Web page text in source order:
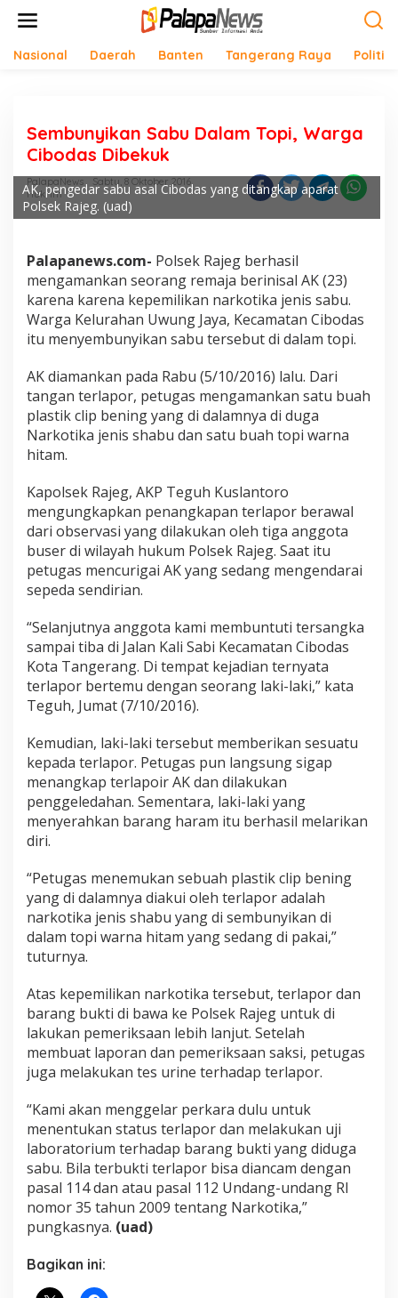
Nasional Daerah Banten Tangerang Raya Politik
Sembunyikan Sabu Dalam Topi, Warga
Cibodas Dibekuk
PalapaNews
Sabtu, 8 Oktober 2016
Hukrim
AK, pengedar sabu asal Cibodas yang ditangkap aparat
Polsek Rajeg. (uad)
Palapanews.com- Polsek Rajeg berhasil
mengamankan seorang remaja berinisal AK (23)
karena karena kepemilikan narkotika jenis sabu.
Warga Kelurahan Uwung Jaya, Kecamatan Cibodas
itu menyembunyikan sabu tersebut di dalam topi.
AK diamankan pada Rabu (5/10/2016) lalu. Dari
tangan terlapor, petugas mengamankan satu buah
plastik clip bening yang di dalamnya di duga
Narkotika jenis shabu dan satu buah topi warna
hitam.
Kapolsek Rajeg, AKP Teguh Kuslantoro
mengungkapkan penangkapan terlapor berawal
dari observasi yang dilakukan oleh tiga anggota
buser di wilayah hukum Polsek Rajeg. Saat itu
petugas mencurigai AK yang sedang mengendarai
sepeda sendirian.
“Selanjutnya anggota kami membuntuti tersangka
sampai tiba di Jalan Kali Sabi Kecamatan Cibodas
Kota Tangerang. Di tempat kejadian ternyata
terlapor bertemu dengan seorang laki-laki,” kata
Teguh, Jumat (7/10/2016).
Kemudian, laki-laki tersebut memberikan sesuatu
kepada terlapor. Petugas pun langsung sigap
menangkap terlapoir AK dan dilakukan
penggeledahan. Sementara, laki-laki yang
menyerahkan barang haram itu berhasil melarikan
diri.
“Petugas menemukan sebuah plastik clip bening
yang di dalamnya diakui oleh terlapor adalah
narkotika jenis shabu yang di sembunyikan di
dalam topi warna hitam yang sedang di pakai,”
tuturnya.
Atas kepemilikan narkotika tersebut, terlapor dan
barang bukti di bawa ke Polsek Rajeg untuk di
lakukan pemeriksaan lebih lanjut. Setelah
membuat laporan dan pemeriksaan saksi, petugas
juga melakukan tes urine terhadap terlapor.
“Kami akan menggelar perkara dulu untuk
menentukan status terlapor dan melakukan uji
laboratorium terhadap barang bukti yang diduga
sabu. Bila terbukti terlapor bisa diancam dengan
pasal 114 dan atau pasal 112 Undang-undang RI
nomor 35 tahun 2009 tentang Narkotika,”
pungkasnya. (uad)
Bagikan ini: